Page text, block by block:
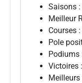
Saisons :
Meilleur
Courses
Pole
Podiums
Victoires
Meilleurs